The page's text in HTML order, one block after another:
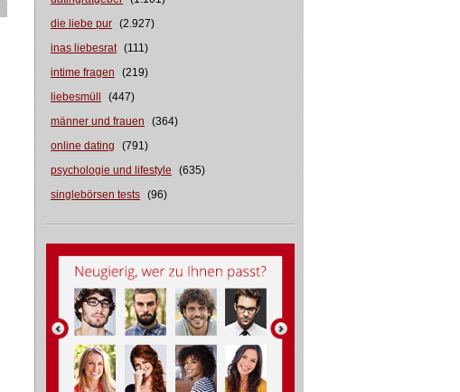
die liebe pur (2.927)
inas liebesrat (111)
intime fragen
(219)
liebesmüll
(447)
männer und frauen
(364)
online dating
(791)
psychologie und lifestyle
(635)
singlebörsen tests (96)